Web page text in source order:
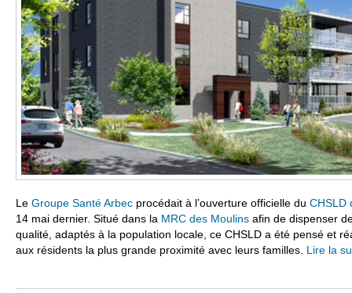
Le Groupe Santé Arbec procédait à l’ouverture officielle du CHSLD
14 mai dernier. Situé dans la MRC des Moulins afin de dispenser
qualité, adaptés à la population locale, ce CHSLD a été pensé et
aux résidents la plus grande proximité avec leurs familles. Lire la